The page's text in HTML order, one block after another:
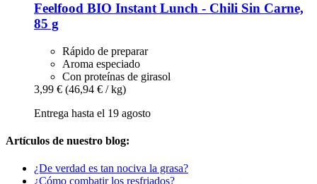
Feelfood BIO Instant Lunch -​ Chili Sin Carne,
85 g
Rápido de preparar
Aroma especiado
Con proteínas de girasol
3,99 € (46,94 € / kg)
Entrega hasta el 19 agosto
Artículos de nuestro blog:
¿De verdad es tan nociva la grasa?
¿Cómo combatir los resfriados?